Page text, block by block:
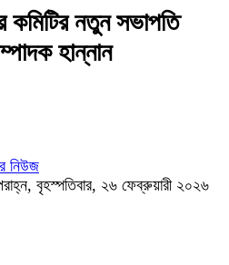
কমিটির নতুন সভাপতি
হান্নান
নিউজ
বৃহস্পতিবার, ২৬ ফেব্রুয়ারী ২০২৬